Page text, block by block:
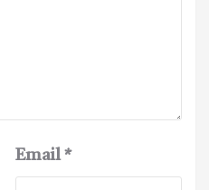
Email*